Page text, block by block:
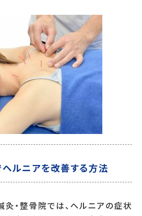
ルニアを改善する方法
・整骨院では、ヘルニアの症状